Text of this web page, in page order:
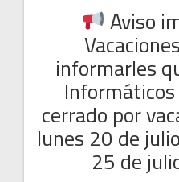
Aviso
informarles
cerrado por
lunes 20 de
25 de